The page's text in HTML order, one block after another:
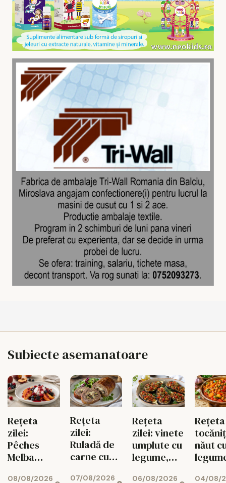
Subiecte asemanatoare
Rețeta
zilei:
Pêches
Melba
08/08/2026
Rețeta
zilei:
Ruladă de
carne cu
07/08/2026
Rețeta
zilei: vinete
umplute cu
legume,
06/08/2026
năut
04/08/